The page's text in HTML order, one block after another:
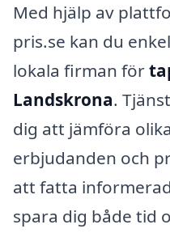
Med hjälp av
pris.se kan du
lokala firman för
Landskrona.
dig att jämföra
erbjudanden och
att fatta
spara dig både tid